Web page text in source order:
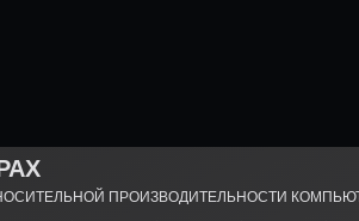
ПРОИЗВОДИТЕЛЬНОСТИ